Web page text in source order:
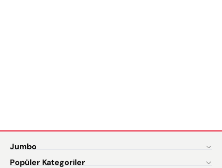
Jumbo
Popüler Kategoriler